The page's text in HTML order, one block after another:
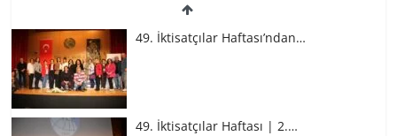
49. İktisatçılar Haftası’ndan…
49. İktisatçılar Haftası | 2.…